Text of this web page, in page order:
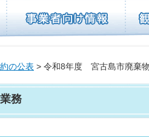
の公表 > 令和8年度 宮古島市廃棄
務